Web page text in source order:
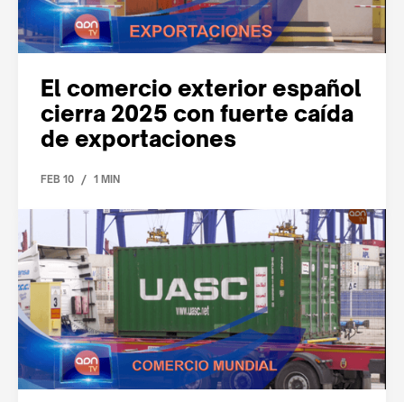
El comercio exterior español
cierra 2025 con fuerte caída
de exportaciones
FEB 10 / 1 MIN